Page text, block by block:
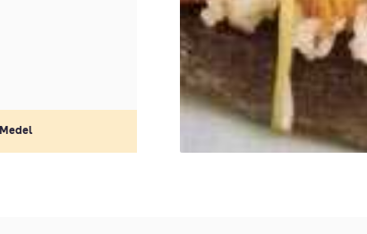
Medel